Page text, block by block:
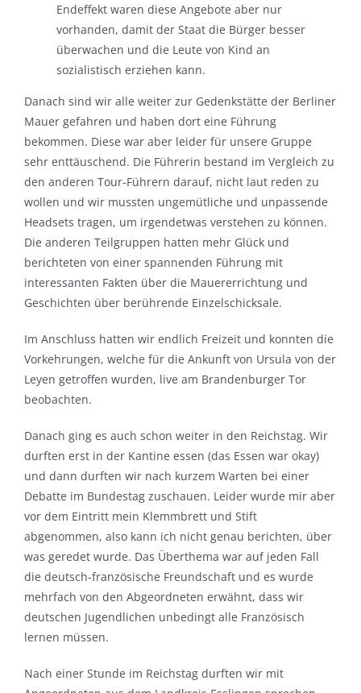
Endeffekt waren diese Angebote aber nur
vorhanden, damit der Staat die Bürger besser
überwachen und die Leute von Kind an
sozialistisch erziehen kann.
Danach sind wir alle weiter zur Gedenkstätte der Berliner
Mauer gefahren und haben dort eine Führung
bekommen. Diese war aber leider für unsere Gruppe
sehr enttäuschend. Die Führerin bestand im Vergleich zu
den anderen Tour-Führern darauf, nicht laut reden zu
wollen und wir mussten ungemütliche und unpassende
Headsets tragen, um irgendetwas verstehen zu können.
Die anderen Teilgruppen hatten mehr Glück und
berichteten von einer spannenden Führung mit
interessanten Fakten über die Mauererrichtung und
Geschichten über berührende Einzelschicksale.
Im Anschluss hatten wir endlich Freizeit und konnten die
Vorkehrungen, welche für die Ankunft von Ursula von der
Leyen getroffen wurden, live am Brandenburger Tor
beobachten.
Danach ging es auch schon weiter in den Reichstag. Wir
durften erst in der Kantine essen (das Essen war okay)
und dann durften wir nach kurzem Warten bei einer
Debatte im Bundestag zuschauen. Leider wurde mir aber
vor dem Eintritt mein Klemmbrett und Stift
abgenommen, also kann ich nicht genau berichten, über
was geredet wurde. Das Überthema war auf jeden Fall
die deutsch-französische Freundschaft und es wurde
mehrfach von den Abgeordneten erwähnt, dass wir
deutschen Jugendlichen unbedingt alle Französisch
lernen müssen.
Nach einer Stunde im Reichstag durften wir mit